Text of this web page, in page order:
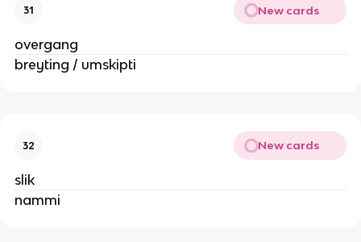
31 New cards
overgang
breyting / umskipti
32 New cards
slik
nammi